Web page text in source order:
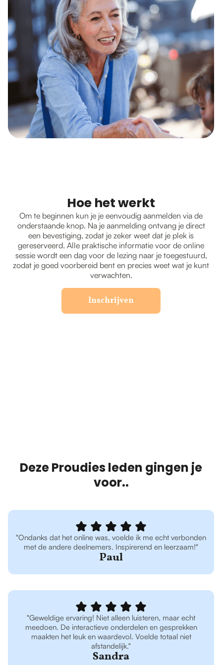
Hoe het werkt
Om te beginnen kun je je eenvoudig aanmelden via de
onderstaande knop. Na je aanmelding ontvang je direct
een bevestiging, zodat je zeker weet dat je plek is
gereserveerd. Alle praktische informatie voor de online
sessie wordt een dag voor de lezing naar je toegestuurd,
zodat je goed voorbereid bent en precies weet wat je kunt
verwachten.
Inschrijven
Deze Proudies leden gingen je
voor..
"Ondanks dat het online was, voelde ik me echt verbonden
met de andere deelnemers. Inspirerend en leerzaam!"
Paul
"Geweldige ervaring! Niet alleen luisteren, maar echt
meedoen. De interactieve onderdelen en gesprekken
maakten het leuk en waardevol. Voelde totaal niet
afstandelijk."
Sandra